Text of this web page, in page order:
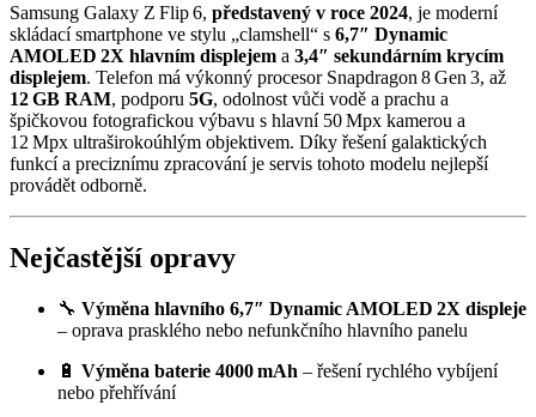
Samsung Galaxy Z Flip 6, představený v roce 2024, je moderní
skládací smartphone ve stylu „clamshell“ s 6,7″ Dynamic
AMOLED 2X hlavním displejem a 3,4″ sekundárním krycím
displejem. Telefon má výkonný procesor Snapdragon 8 Gen 3, až
12 GB RAM, podporu 5G, odolnost vůči vodě a prachu a
špičkovou fotografickou výbavu s hlavní 50 Mpx kamerou a
12 Mpx ultraširokoúhlým objektivem. Díky řešení galaktických
funkcí a preciznímu zpracování je servis tohoto modelu nejlepší
provádět odborně.
Nejčastější opravy
🔧 Výměna hlavního 6,7″ Dynamic AMOLED 2X displeje
– oprava prasklého nebo nefunkčního hlavního panelu
🔋 Výměna baterie 4000 mAh – řešení rychlého vybíjení
nebo přehřívání